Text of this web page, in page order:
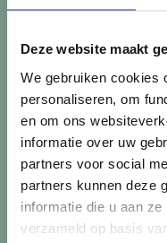
Deze website maakt
We gebruiken cookies
personaliseren, om
en om ons
informatie over uw
partners voor social
partners kunnen deze
informatie die u aan
verzameld op basis